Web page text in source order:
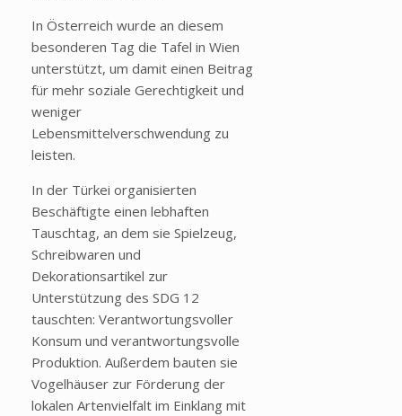
In Österreich wurde an diesem
besonderen Tag die Tafel in Wien
unterstützt, um damit einen Beitrag
für mehr soziale Gerechtigkeit und
weniger
Lebensmittelverschwendung zu
leisten.
In der Türkei organisierten
Beschäftigte einen lebhaften
Tauschtag, an dem sie Spielzeug,
Schreibwaren und
Dekorationsartikel zur
Unterstützung des SDG 12
tauschten: Verantwortungsvoller
Konsum und verantwortungsvolle
Produktion. Außerdem bauten sie
Vogelhäuser zur Förderung der
lokalen Artenvielfalt im Einklang mit